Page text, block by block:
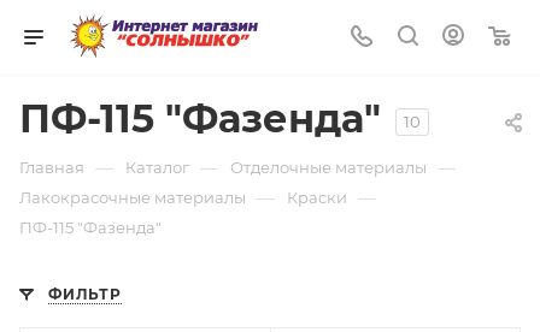
ПФ-115 "Фазенда" 10
Главная — Каталог — Отделочные материалы —
Лакокрасочные материалы — Краски —
ПФ-115 "Фазенда"
ФИЛЬТР